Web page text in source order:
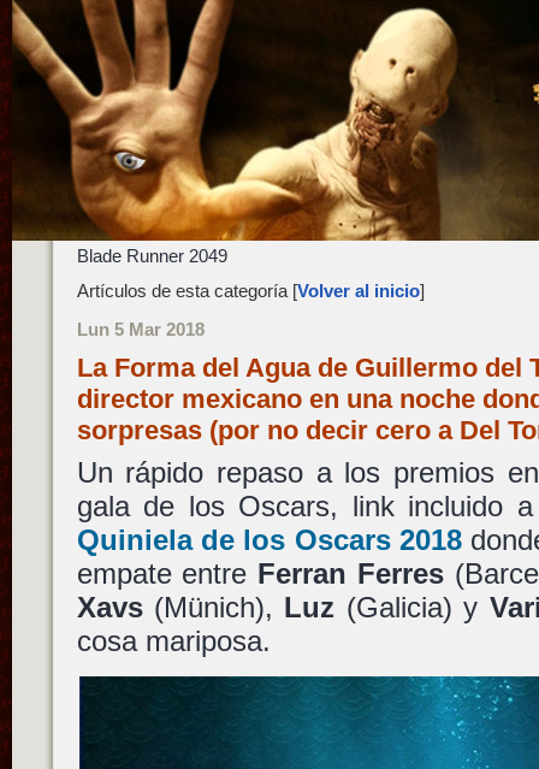
Blade Runner 2049
Artículos de esta categoría [Volver al inicio]
Lun 5 Mar 2018
La Forma del Agua de Guillermo del
director mexicano en una noche
sorpresas (por no decir cero a Del
Un rápido repaso a los premios
gala de los Oscars, link incluido
Quiniela de los Oscars 2018
empate entre Ferran Ferres
Xavs(Münich), Luz (Galicia) y
cosa mariposa.